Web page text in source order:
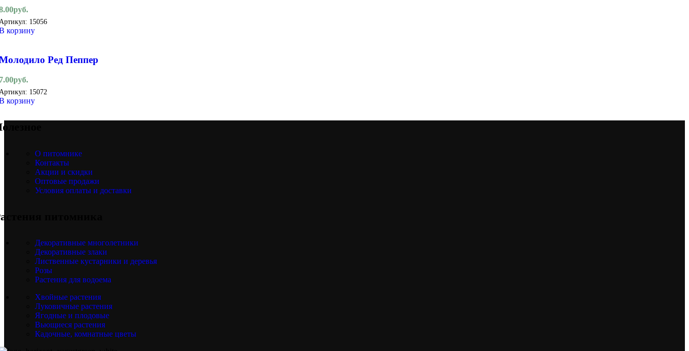
руб.
15056
корзину
Ред Пеппер
руб.
15072
корзину
О питомнике
Контакты
Акции и скидки
Оптовые продажи
Условия оплаты и доставки
питомника
Декоративные многолетники
Декоративные злаки
Лиственные кустарники и деревья
Розы
Растения для водоема
Хвойные растения
Луковичные растения
Ягодные и плодовые
Вьющиеся растения
Кадочные, комнатные цветы